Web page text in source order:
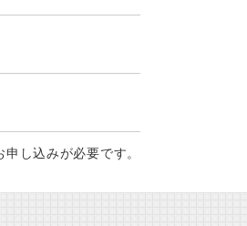
し込みが必要です。